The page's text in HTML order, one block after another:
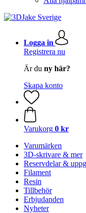
Logga in
Registrera nu
Är du ny här?
Skapa konto
Varukorg 0 kr
Varumärken
3D-skrivare & mer
Reservdelar &
Filament
Resin
Tillbehör
Erbjudanden
Nyheter